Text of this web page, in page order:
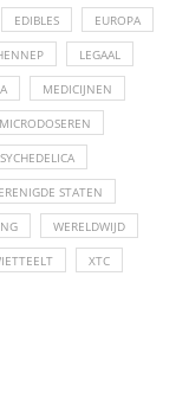
EDIBLES EUROPA
LEGAAL
MEDICIJNEN
MICRODOSEREN
STATEN
WERELDWIJD
XTC